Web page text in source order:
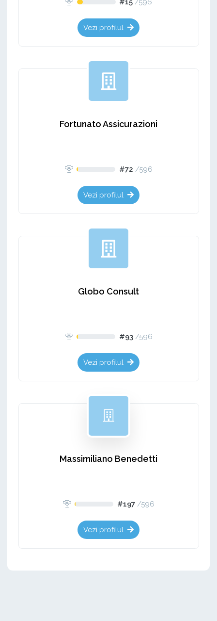
#15 /596
Vezi profilul
Fortunato Assicurazioni
#72 /596
Vezi profilul
Globo Consult
#93/596
Vezi profilul
Massimiliano Benedetti
#197/596
Vezi profilul